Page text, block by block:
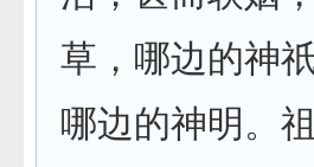
草，哪边的神
哪边的神明。